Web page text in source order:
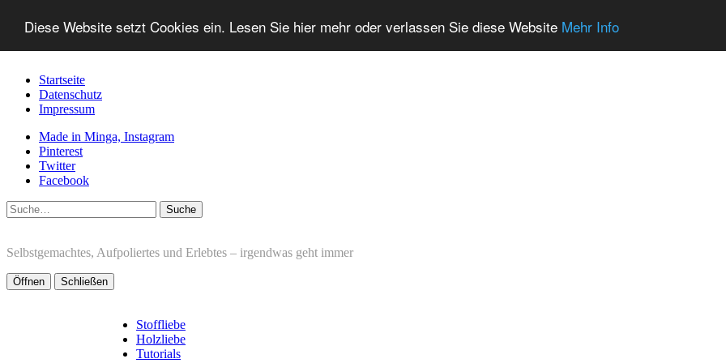
Diese Website setzt Cookies ein. Lesen Sie hier mehr oder verlassen Sie diese Website Mehr Info
Startseite
Datenschutz
Impressum
Made in Minga, Instagram
Pinterest
Twitter
Facebook
Suche
Selbstgemachtes, Aufpoliertes und Erlebtes – irgendwas geht immer
Öffnen Schließen
Stoffliebe
Holzliebe
Tutorials